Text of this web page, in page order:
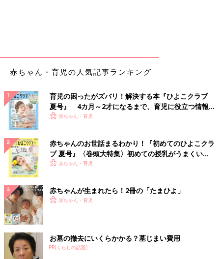
赤ちゃん・育児の人気記事ランキング
育児の困ったがズバリ！解決する本『ひよこクラブ
夏号』 4カ月～2才になるまで、育児に役立つ情報が
いっぱい！
赤ちゃん・育児
赤ちゃんのお世話まるわかり！『初めてのひよこクラ
ブ 夏号』〈巻頭大特集〉初めての授乳がうまくい
く！ おっぱい・ミルクの基本と夏のトラブル 解決テ
赤ちゃん・育児
赤ちゃんが生まれたら！2冊の「たまひよ」
赤ちゃん・育児
お墓の撤去にいくらかかる？墓じまい費用
PR(くらしの話題)